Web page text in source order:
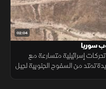
02:04
سوريا
إسرائيلية متسارعة مع
تمتد من السفوح الجنوبية لجبل